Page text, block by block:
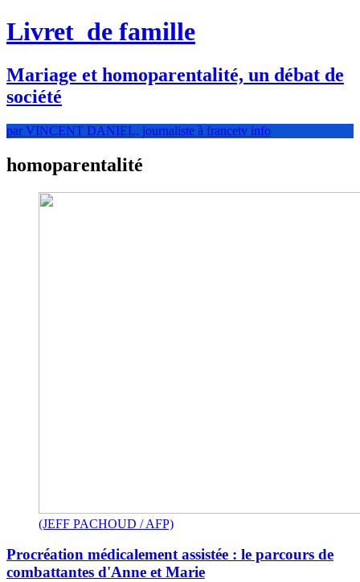
Livret de famille
Mariage et homoparentalité, un débat de
société
par VINCENT DANIEL, journaliste à francetv info
homoparentalité
(JEFF PACHOUD / AFP)
Procréation médicalement assistée : le parcours de
combattantes d'Anne et Marie